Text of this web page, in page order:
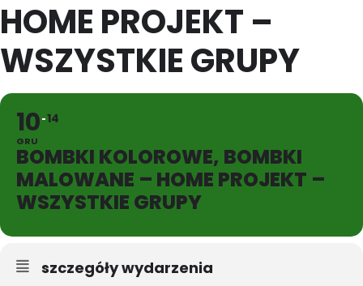
HOME PROJEKT –
WSZYSTKIE GRUPY
10
GRU
14
BOMBKI KOLOROWE, BOMBKI
MALOWANE – HOME PROJEKT –
WSZYSTKIE GRUPY
szczegóły wydarzenia